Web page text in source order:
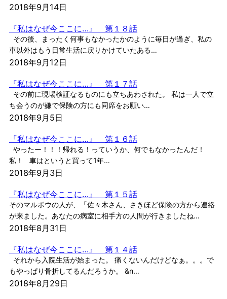
2018年9月14日
『私はなぜ今ここに…』 第１８話
その後、まったく何事もなかったかのように毎日が過ぎ、私の
車以外はもう日常生活に戻りかけていたある…
2018年9月12日
『私はなぜ今ここに…』 第１７話
その前に現場検証なるものにも立ちあわされた。 私は一人で立
ち会うのが嫌で保険の方にも同席をお願い…
2018年9月5日
『私はなぜ今ここに…』 第１６話
やったー！！！帰れる！っていうか、何でもなかったんだ！
私！ 車はというと買って1年…
2018年9月3日
『私はなぜ今ここに…』 第１５話
そのマルボウの人が、「佐々木さん、さきほど保険の方から連絡
が来ました。あなたの病室に相手方の人間が行きましたね…
2018年8月31日
『私はなぜ今ここに…』 第１４話
それから入院生活が始まった。 痛くないんだけどなぁ。。。で
もやっぱり骨折してるんだろうか。 &n…
2018年8月29日